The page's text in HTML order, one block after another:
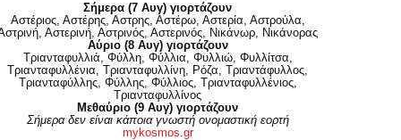
Σήμερα (7 Αυγ) γιορτάζουν
Αστέριος, Αστέρης, Αστρης, Αστέρω, Αστερία, Αστρούλα,
Αστερινή, Αστρινός, Αστερινός, Νικάνωρ, Νικάνορας
Αύριο (8 Αυγ) γιορτάζουν
Τριανταφυλλιά, Φύλλη, Φύλλια, Φυλλιώ, Φυλλίτσα,
Τριανταφυλλένια, Τριανταφυλλίνη, Ρόζα, Τριαντάφυλλος,
Τριανταφύλλης, Φύλλης, Φύλλιος, Τριανταφυλλένιος,
Τριανταφυλλίνος
Μεθαύριο (9 Αυγ) γιορτάζουν
Σήμερα δεν είναι κάποια γνωστή ονομαστική εορτή
mykosmos.gr